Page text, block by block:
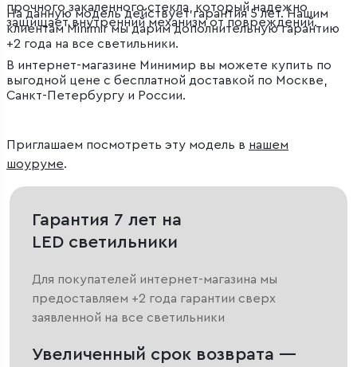
прочного закаленного стекла, который надежно
защищает внутренний механизм от повреждений.
На данную модель действует гарантия 5 лет. Нашим
клиентам Minimir мы дарим дополнительную гарантию
+2 года на все светильники.
В интернет-магазине Минимир вы можете купить по
выгодной цене с бесплатной доставкой по Москве,
Санкт-Петербургу и России.
Приглашаем посмотреть эту модель в нашем
шоуруме.
Гарантия 7 лет на
LED светильники
Для покупателей интернет-магазина мы
предоставляем +2 года гарантии сверх
заявленной на все светильники
Увеличенный срок возврата —